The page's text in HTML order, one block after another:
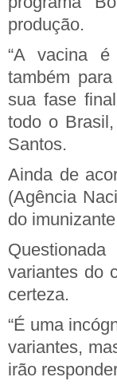
produção.
“A vacina é
também
sua fase
todo o
Santos.
Ainda de
(Agência
do
variantes do
certeza.
“É uma
variantes,
irão